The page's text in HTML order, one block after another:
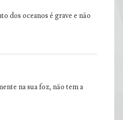
dos oceanos é grave e não
na sua foz, não tem a